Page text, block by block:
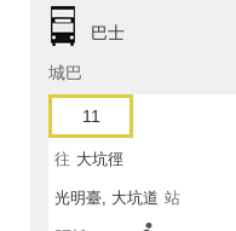
巴士
城巴
11
往 大坑徑
光明臺, 大坑道 站